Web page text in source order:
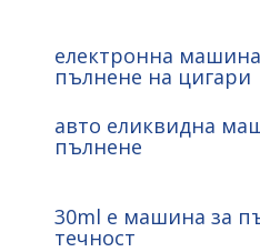
електронна
пълнене на цигари
авто еликвидна
пълнене
30ml e машина за
течност